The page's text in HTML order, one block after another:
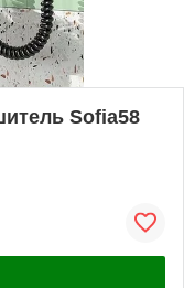
Sofia58